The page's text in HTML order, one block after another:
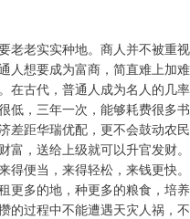
老老实实种地。商人并不被重
人想要成为富商，简直难上加
在古代，普通人成为名人的几
低，三年一次，能够耗费很多
差距华瑞优配，更不会鼓动农
富，送给上级就可以升官发财
得便当，来得轻松，来钱更快
更多的地，种更多的粮食，培
的过程中不能遭遇天灾人祸，